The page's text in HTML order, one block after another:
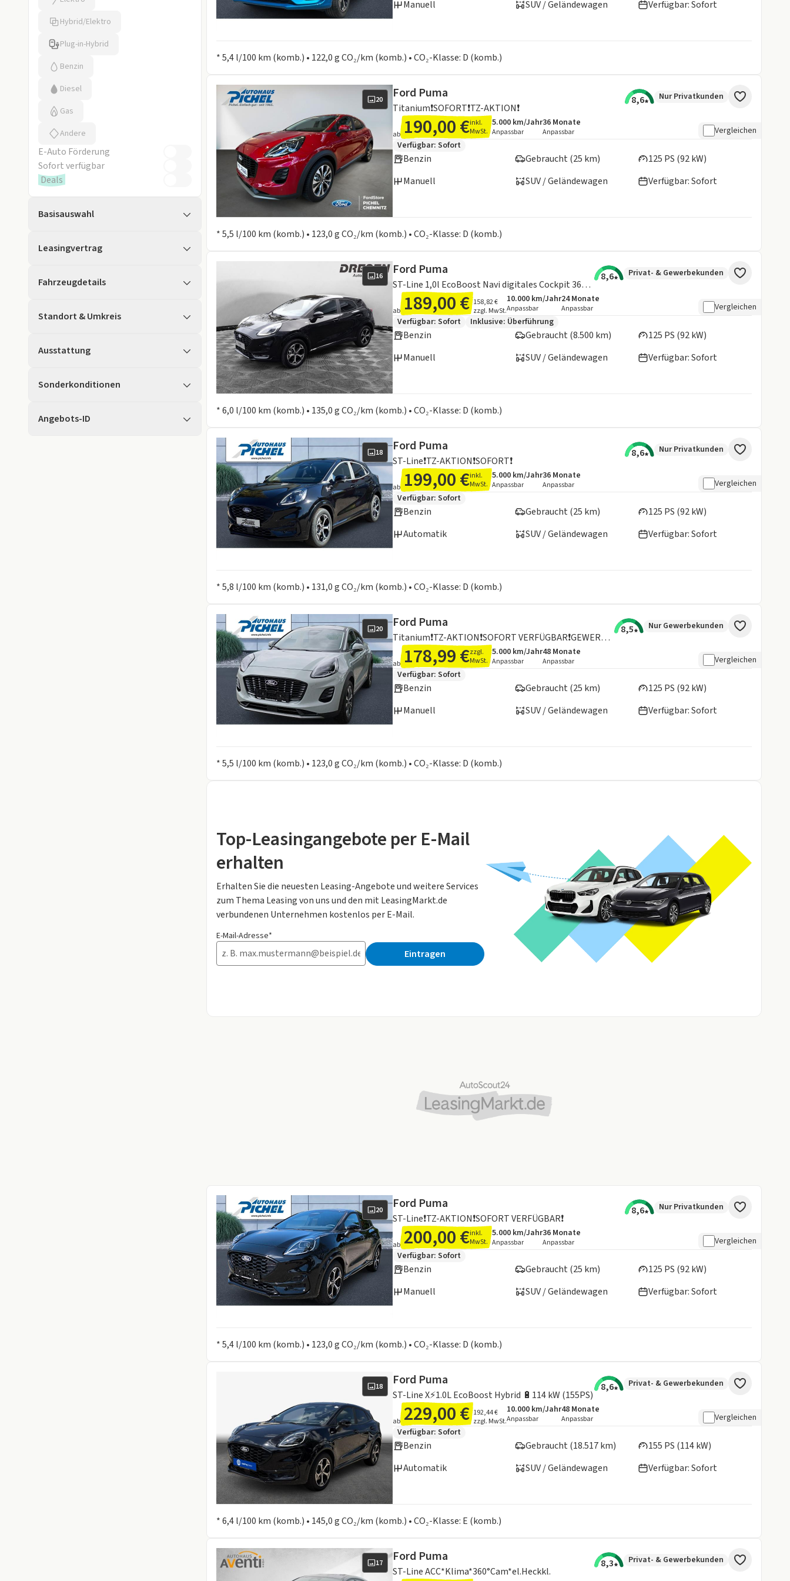
Hybrid/Elektro
Plug-in-Hybrid
Benzin
Diesel
Gas
Andere
E-Auto Förderung
Sofort verfügbar
Deals
Basisauswahl
Leasingvertrag
Fahrzeugdetails
Standort & Umkreis
Ausstattung
Sonderkonditionen
Angebots-ID
Manuell
SUV / Geländewagen Verfügbar: Sofort
* 5,4 l/100 km (komb.) • 122,0 g CO₂/km (komb.) • CO₂-Klasse: D (komb.)
20 Ford Puma
Titanium❗SOFORT❗TZ-AKTION❗
8,6 Nur Privatkunden
ab 190,00 €inkl.
MwSt.
Angebotsdetails:
Inklusive Laufleistung
5.000 km/Jahr
Anpassbar
Laufzeit
36 Monate
Anpassbar Vergleichen
Zusätzliche Fahrzeuginformationen:
Verfügbar: Sofort
Benzin Gebraucht (25 km)
125 PS (92 kW)
Manuell
SUV / Geländewagen Verfügbar: Sofort
* 5,5 l/100 km (komb.) • 123,0 g CO₂/km (komb.) • CO₂-Klasse: D (komb.)
16 Ford Puma
ST-Line 1,0l EcoBoost Navi digitales Cockpit 360 Kamera LED ACC El. Heckklappe
8,6 Privat- & Gewerbekunden
ab 189,00 € 158,82 €
zzgl. MwSt.
Angebotsdetails:
Inklusive Laufleistung
10.000 km/Jahr
Anpassbar
Laufzeit
24Monate
Anpassbar Vergleichen
Zusätzliche Fahrzeuginformationen:
Verfügbar: Sofort Inklusive: Überführung
Benzin Gebraucht (8.500 km)
125 PS (92 kW)
Manuell
SUV / Geländewagen Verfügbar: Sofort
* 6,0 l/100 km (komb.) • 135,0 g CO₂/km (komb.) • CO₂-Klasse: D (komb.)
18 Ford Puma
ST-Line❗TZ-AKTION❗SOFORT❗
8,6 Nur Privatkunden
ab 199,00 €inkl.
MwSt.
Angebotsdetails:
Inklusive Laufleistung
5.000 km/Jahr
Anpassbar
Laufzeit
36 Monate
Anpassbar Vergleichen
Zusätzliche Fahrzeuginformationen:
Verfügbar: Sofort
Benzin Gebraucht (25 km)
125 PS (92 kW)
Automatik
SUV / Geländewagen Verfügbar: Sofort
* 5,8 l/100 km (komb.) • 131,0 g CO₂/km (komb.) • CO₂-Klasse: D (komb.)
20 Ford Puma
Titanium❗TZ-AKTION❗SOFORT VERFÜGBAR❗GEWERBEKUNDEN❗
8,5 Nur Gewerbekunden
ab 178,99 €zzgl.
MwSt.
Angebotsdetails:
Inklusive Laufleistung
5.000 km/Jahr
Anpassbar
Laufzeit
48 Monate
Anpassbar Vergleichen
Zusätzliche Fahrzeuginformationen:
Verfügbar: Sofort
Benzin Gebraucht (25 km)
125 PS (92 kW)
Manuell
SUV / Geländewagen Verfügbar: Sofort
* 5,5 l/100 km (komb.) • 123,0 g CO₂/km (komb.) • CO₂-Klasse: D (komb.)
Top-Leasingangebote per E-Mail
erhalten
Erhalten Sie die neuesten Leasing-Angebote und weitere Services
zum Thema Leasing von uns und den mit LeasingMarkt.de
verbundenen Unternehmen kostenlos per E-Mail.
E-Mail-Adresse*
Eintragen
20 Ford Puma
ST-Line❗TZ-AKTION❗SOFORT VERFÜGBAR❗
8,6 Nur Privatkunden
ab 200,00 €inkl.
MwSt.
Angebotsdetails:
Inklusive Laufleistung
5.000 km/Jahr
Anpassbar
Laufzeit
36 Monate
Anpassbar Vergleichen
Zusätzliche Fahrzeuginformationen:
Verfügbar: Sofort
Benzin Gebraucht (25 km)
125 PS (92 kW)
Manuell
SUV / Geländewagen Verfügbar: Sofort
* 5,4 l/100 km (komb.) • 123,0 g CO₂/km (komb.) • CO₂-Klasse: D (komb.)
18 Ford Puma
ST-Line X⚡1.0L EcoBoost Hybrid 🔋114 kW (155PS)
8,6 Privat- & Gewerbekunden
ab 229,00 € 192,44 €
zzgl. MwSt.
Angebotsdetails:
Inklusive Laufleistung
10.000 km/Jahr
Anpassbar
Laufzeit
48 Monate
Anpassbar Vergleichen
Zusätzliche Fahrzeuginformationen:
Verfügbar: Sofort
Benzin Gebraucht (18.517 km)
155 PS (114 kW)
Automatik
SUV / Geländewagen Verfügbar: Sofort
* 6,4 l/100 km (komb.) • 145,0 g CO₂/km (komb.) • CO₂-Klasse: E (komb.)
17 Ford Puma
ST-Line ACC*Klima*360°Cam*el.Heckkl.
8,3 Privat- & Gewerbekunden